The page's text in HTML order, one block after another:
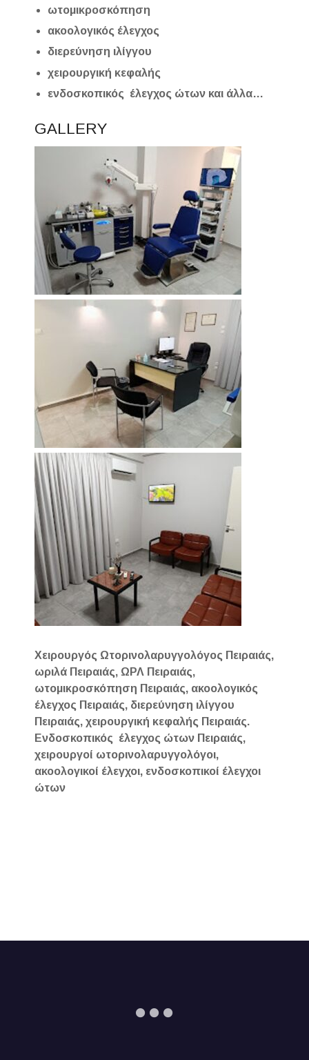
ωτομικροσκόπηση
ακοολογικός έλεγχος
διερεύνηση ιλίγγου
χειρουργική κεφαλής
ενδοσκοπικός έλεγχος ώτων και άλλα…
GALLERY
Χειρουργός Ωτορινολαρυγγολόγος Πειραιάς,
ωριλά Πειραιάς, ΩΡΛ Πειραιάς,
ωτομικροσκόπηση Πειραιάς, ακοολογικός
έλεγχος Πειραιάς, διερεύνηση ιλίγγου
Πειραιάς, χειρουργική κεφαλής Πειραιάς.
Ενδοσκοπικός έλεγχος ώτων Πειραιάς,
χειρουργοί ωτορινολαρυγγολόγοι,
ακοολογικοί έλεγχοι, ενδοσκοπικοί έλεγχοι
ώτων